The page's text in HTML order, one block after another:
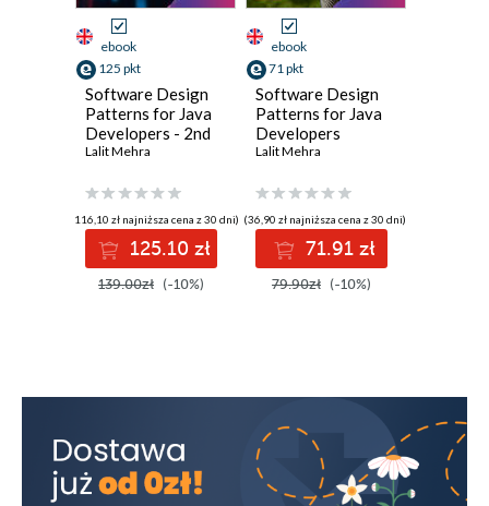
ebook
125 pkt
Software Design
Patterns for Java
Developers - 2nd
Edition
Lalit Mehra
(116,10 zł najniższa cena z 30 dni)
125.10 zł
139.00zł (-10%)
ebook
71 pkt
Software Design
Patterns for Java
Developers
Lalit Mehra
(36,90 zł najniższa cena z 30 dni)
71.91 zł
79.90zł (-10%)